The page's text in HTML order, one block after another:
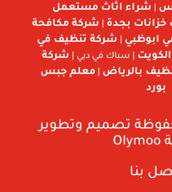
شراء اثاث مستعمل
بجدة
شركة مكافحة
ابوظبي
شركة تنظيف في
| سباك في دبي |
شركة
بالرياض |معلم جبس
بورد
تصميم وتطوير
Olymoo
بنا